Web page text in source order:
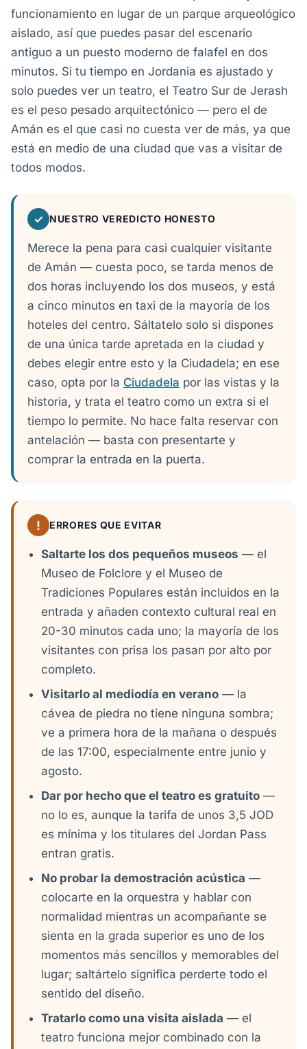
funcionamiento en lugar de un parque arqueológico
aislado, así que puedes pasar del escenario
antiguo a un puesto moderno de falafel en dos
minutos. Si tu tiempo en Jordania es ajustado y
solo puedes ver un teatro, el Teatro Sur de Jerash
es el peso pesado arquitectónico — pero el de
Amán es el que casi no cuesta ver de más, ya que
está en medio de una ciudad que vas a visitar de
todos modos.
✓ NUESTRO VEREDICTO HONESTO
Merece la pena para casi cualquier visitante
de Amán — cuesta poco, se tarda menos de
dos horas incluyendo los dos museos, y está
a cinco minutos en taxi de la mayoría de los
hoteles del centro. Sáltatelo solo si dispones
de una única tarde apretada en la ciudad y
debes elegir entre esto y la Ciudadela; en ese
caso, opta por la Ciudadela por las vistas y la
historia, y trata el teatro como un extra si el
tiempo lo permite. No hace falta reservar con
antelación — basta con presentarte y
comprar la entrada en la puerta.
! ERRORES QUE EVITAR
Saltarte los dos pequeños museos — el
Museo de Folclore y el Museo de
Tradiciones Populares están incluidos en la
entrada y añaden contexto cultural real en
20-30 minutos cada uno; la mayoría de los
visitantes con prisa los pasan por alto por
completo.
Visitarlo al mediodía en verano — la
cávea de piedra no tiene ninguna sombra;
ve a primera hora de la mañana o después
de las 17:00, especialmente entre junio y
agosto.
Dar por hecho que el teatro es gratuito —
no lo es, aunque la tarifa de unos 3,5 JOD
es mínima y los titulares del Jordan Pass
entran gratis.
No probar la demostración acústica —
colocarte en la orquestra y hablar con
normalidad mientras un acompañante se
sienta en la grada superior es uno de los
momentos más sencillos y memorables del
lugar; saltártelo significa perderte todo el
sentido del diseño.
Tratarlo como una visita aislada — el
teatro funciona mejor combinado con la